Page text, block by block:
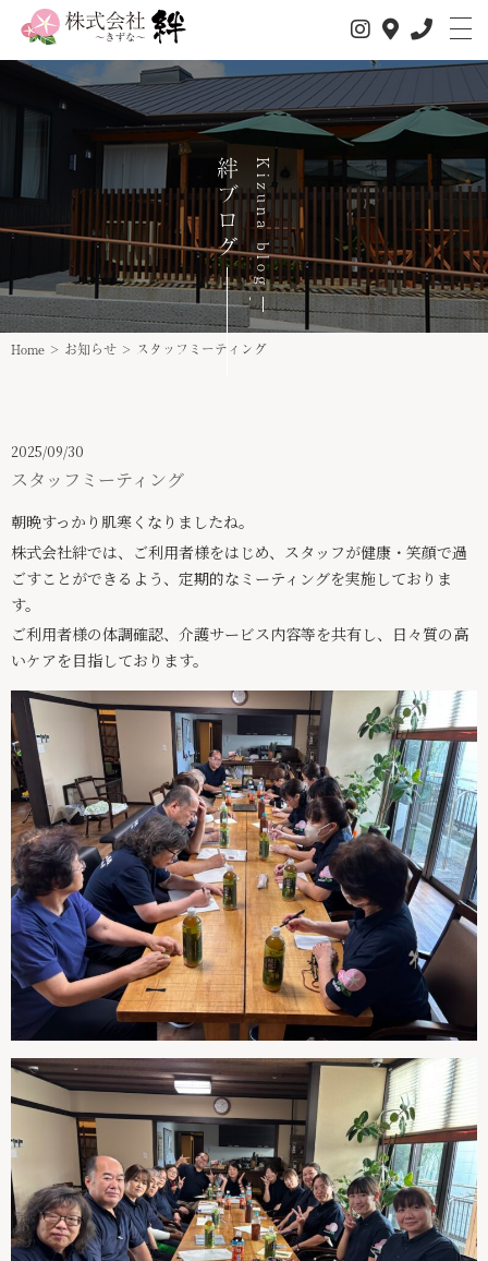
私たちについて
サービス内容
スタッフ紹介
スタッフインタビュー
求人情報
お問い合わせ
パンフレット
029-875-6247
Kizuna blog
絆ブログ
Home > お知らせ > スタッフミーティング
2025/09/30
スタッフミーティング
朝晩すっかり肌寒くなりましたね。
株式会社絆では、ご利用者様をはじめ、スタッフが健康・笑顔で過
ごすことができるよう、定期的なミーティングを実施しておりま
す。
ご利用者様の体調確認、介護サービス内容等を共有し、日々質の高
いケアを目指しております。